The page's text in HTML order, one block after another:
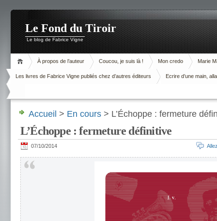
Le Fond du Tiroir
Le blog de Fabrice Vigne
À propos de l’auteur Coucou, je suis là ! Mon credo Marie
Les livres de Fabrice Vigne publiés chez d’autres éditeurs Ecrire d’une main,
Accueil > En cours > L’Échoppe : fermeture
L’Échoppe : fermeture définitive
07/10/2014